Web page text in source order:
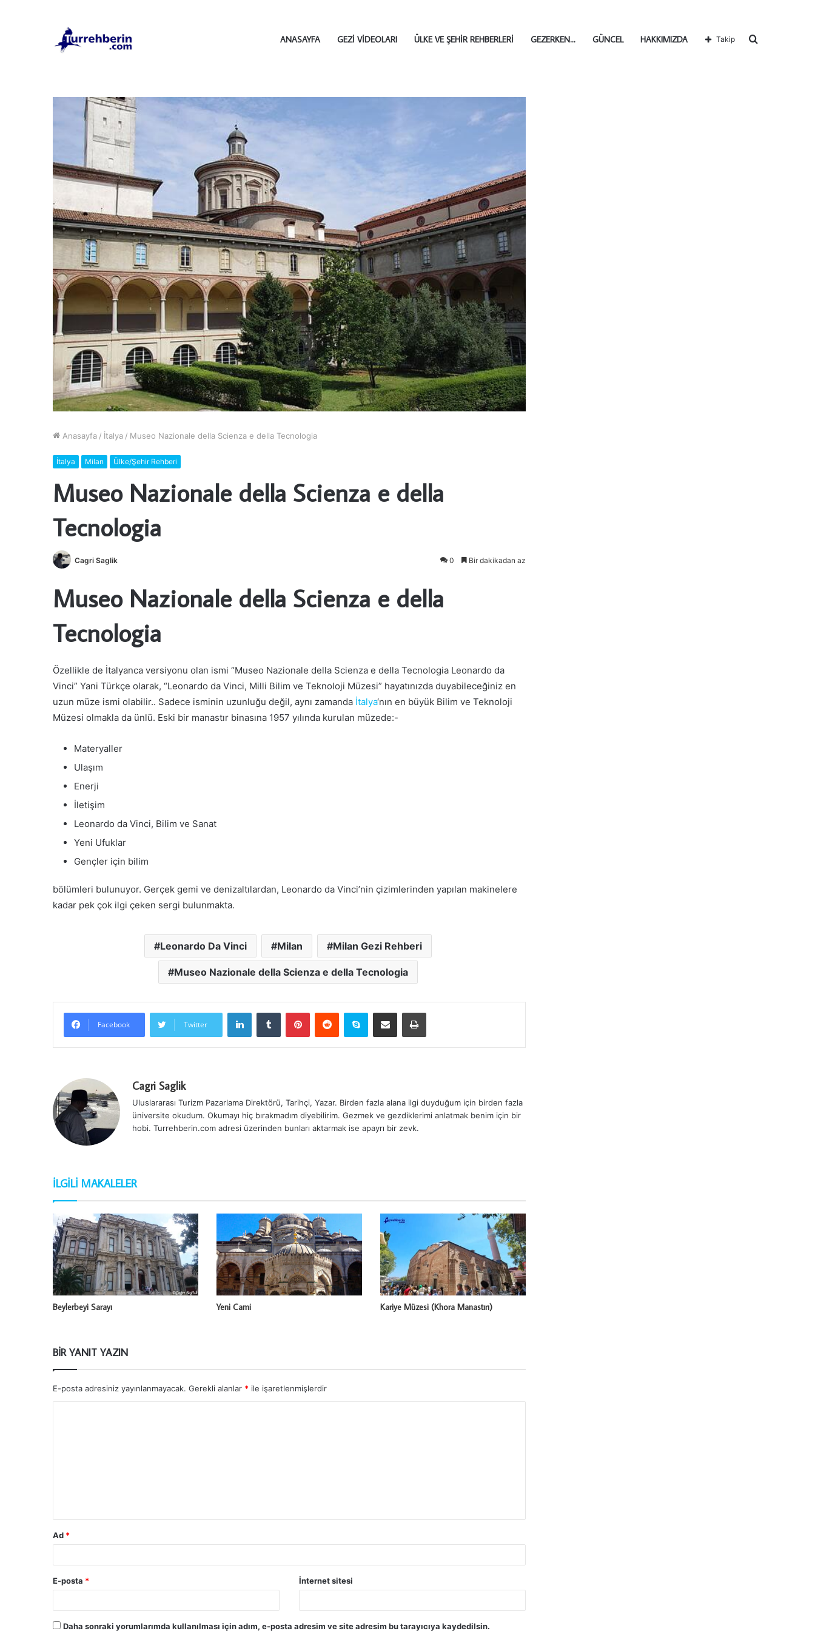
ANASAYFA GEZI VIDEOLARI ÜLKE VE ŞEHIR REHBERLERI GEZERKEN… GÜNCEL HAKKIMIZDA Arama
Takip
Anasayfa / İtalya / Museo Nazionale della Scienza e della Tecnologia
İtalya Milan Ülke/Şehir Rehberi
Museo Nazionale della Scienza e della
Tecnologia
Cagri Saglik 0 Bir dakikadan az
Museo Nazionale della Scienza e della
Tecnologia
Özellikle de İtalyanca versiyonu olan ismi “Museo Nazionale della Scienza e della Tecnologia Leonardo da
Vinci” Yani Türkçe olarak, “Leonardo da Vinci, Milli Bilim ve Teknoloji Müzesi” hayatınızda duyabileceğiniz en
uzun müze ismi olabilir.. Sadece isminin uzunluğu değil, aynı zamanda İtalya‘nın en büyük Bilim ve Teknoloji
Müzesi olmakla da ünlü. Eski bir manastır binasına 1957 yılında kurulan müzede:-
Materyaller
Ulaşım
Enerji
İletişim
Leonardo da Vinci, Bilim ve Sanat
Yeni Ufuklar
Gençler için bilim
bölümleri bulunuyor. Gerçek gemi ve denizaltılardan, Leonardo da Vinci’nin çizimlerinden yapılan makinelere
kadar pek çok ilgi çeken sergi bulunmakta.
Leonardo Da Vinci Milan Milan Gezi Rehberi
Museo Nazionale della Scienza e della Tecnologia
Facebook Twitter
Cagri Saglik
Uluslararası Turizm Pazarlama Direktörü, Tarihçi, Yazar. Birden fazla alana ilgi duyduğum için birden fazla
üniversite okudum. Okumayı hiç bırakmadım diyebilirim. Gezmek ve gezdiklerimi anlatmak benim için bir
hobi. Turrehberin.com adresi üzerinden bunları aktarmak ise apayrı bir zevk.
İLGILI MAKALELER
Beylerbeyi Sarayı Yeni Cami Kariye Müzesi (Khora Manastırı)
BIR YANIT YAZIN
E-posta adresiniz yayınlanmayacak. Gerekli alanlar * ile işaretlenmişlerdir
Ad *
E-posta * İnternet sitesi
Daha sonraki yorumlarımda kullanılması için adım, e-posta adresim ve site adresim bu tarayıcıya kaydedilsin.